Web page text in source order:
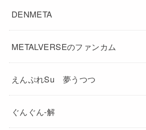
DENMETA
METALVERSEのファンカム
えんぷれSu 夢うつつ
ぐんぐん-解